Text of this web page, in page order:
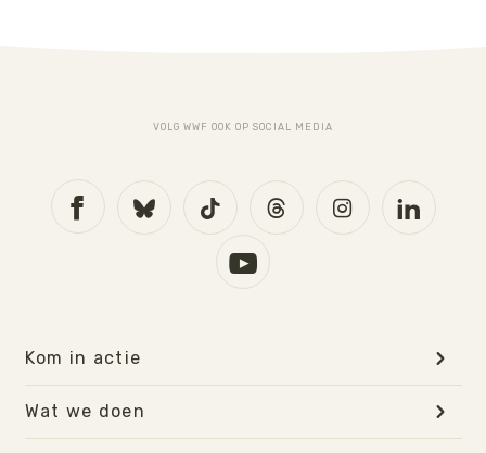
VOLG WWF OOK OP SOCIAL MEDIA
Kom in actie
Wat we doen